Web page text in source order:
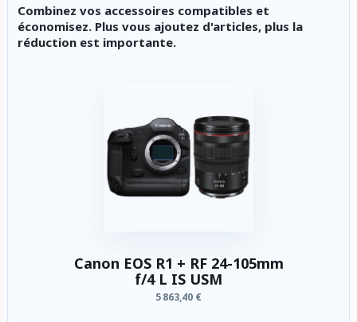
Combinez vos accessoires compatibles et
économisez. Plus vous ajoutez d'articles, plus la
réduction est importante.
Canon EOS R1 + RF 24-105mm
f/4 L IS USM
5 863,40 €